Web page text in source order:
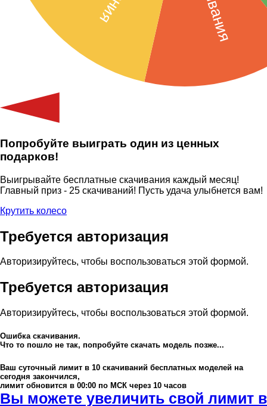
Попробуйте выиграть один из ценных
подарков!
Выигрывайте бесплатные скачивания каждый месяц!
Главный приз - 25 скачиваний! Пусть удача улыбнется вам!
Крутить колесо
Требуется авторизация
Авторизируйтесь, чтобы воспользоваться этой формой.
Требуется авторизация
Авторизируйтесь, чтобы воспользоваться этой формой.
Ошибка скачивания.
Что то пошло не так, попробуйте скачать модель позже...
Ваш суточный лимит в 10 скачиваний бесплатных моделей на
сегодня закончился,
лимит обновится в 00:00 по МСК через 10 часов
Вы можете увеличить свой лимит в